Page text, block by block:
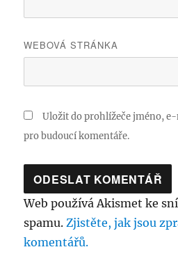
WEBOVÁ STRÁNKA
Uložit do prohlížeče jméno,
pro budoucí komentáře.
Web používá Akismet ke
spamu.Zjistěte, jak jsou
komentářů.